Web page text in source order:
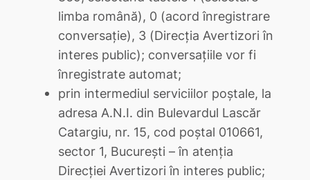
limba română), 0 (acord înregistrare
conversație), 3 (Direcția Avertizori în
interes public); conversațiile vor fi
înregistrate automat;
prin intermediul serviciilor poștale, la
adresa A.N.I. din Bulevardul Lascăr
Catargiu, nr. 15, cod poștal 010661,
sector 1, București – în atenția
Direcției Avertizori în interes public;